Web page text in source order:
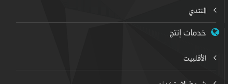
المنتدي
خدمات إنتج
الأفلييت